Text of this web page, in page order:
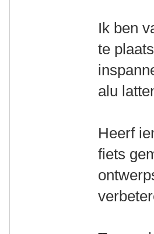
Ik ben
te
alu
Heerf
fiets